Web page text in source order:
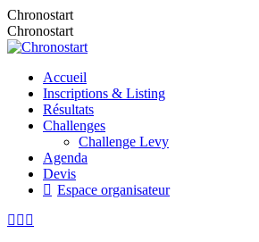
Chronostart
Chronostart
Accueil
Inscriptions & Listing
Résultats
Challenges
Challenge Levy
Agenda
Devis
Espace organisateur